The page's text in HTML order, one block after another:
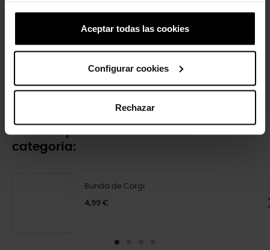
Aceptar todas las cookies
Configurar cookies
Rechazar
Bola de futebol
4 outros produtos na mesma
categoria:
Bunda de Corgi
4,99 €